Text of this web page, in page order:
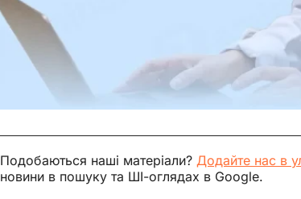
Подобаються наші матеріали? Додайте нас в
новини в пошуку та ШІ-оглядах в Google.